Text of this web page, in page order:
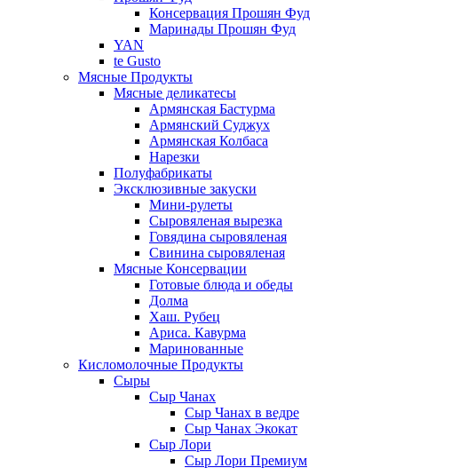
Консервация Прошян Фуд
Маринады Прошян Фуд
YAN
te Gusto
Мясные Продукты
Мясные деликатесы
Армянская Бастурма
Армянский Суджух
Армянская Колбаса
Нарезки
Полуфабрикаты
Эксклюзивные закуски
Мини-рулеты
Сыровяленая вырезка
Говядина сыровяленая
Свинина сыровяленая
Мясные Консервации
Готовые блюда и обеды
Долма
Хаш. Рубец
Ариса. Кавурма
Маринованные
Кисломолочные Продукты
Сыры
Сыр Чанах
Сыр Чанах в ведре
Сыр Чанах Экокат
Сыр Лори
Сыр Лори Премиум